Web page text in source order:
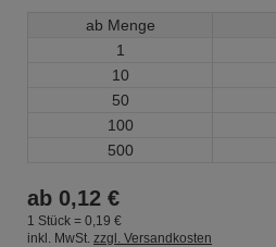
ab Menge
1
10
50
100
500
ab 0,12 €
1 Stück = 0, 19 €
inkl. MwSt. zzgl. Versandkosten